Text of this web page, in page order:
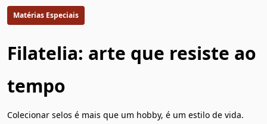
Matérias Especiais
Filatelia: arte que resiste ao
tempo
Colecionar selos é mais que um hobby, é um estilo de vida.